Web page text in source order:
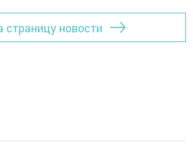
страницу новости